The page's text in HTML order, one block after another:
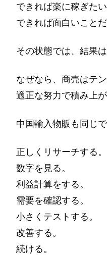
できれば楽に稼ぎたい
できれば面白いこと
その状態では、結果
なぜなら、商売はテ
適正な努力で積み上
中国輸入物販も同じで
正しくリサーチする。
数字を見る。
利益計算をする。
需要を確認する。
小さくテストする。
改善する。
続ける。